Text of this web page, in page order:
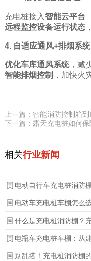
充电桩接入智能云平台
远程监控设备运行状态
4. 自适应通风+排烟系统
优化车库通风系统，减
智能排烟控制 ，加快火
上一篇：智能消防控制箱到
相关行业新闻
电动自行车充电桩消防
电动车充电桩车棚怎么
什么是充电桩消防棚？
电瓶车充电桩车棚：从
别乱搭！充电桩消防棚